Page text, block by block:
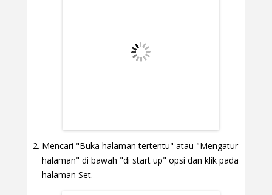
Mencari "Buka halaman tertentu" atau "Mengatur
halaman" di bawah "di start up" opsi dan klik pada
halaman Set.